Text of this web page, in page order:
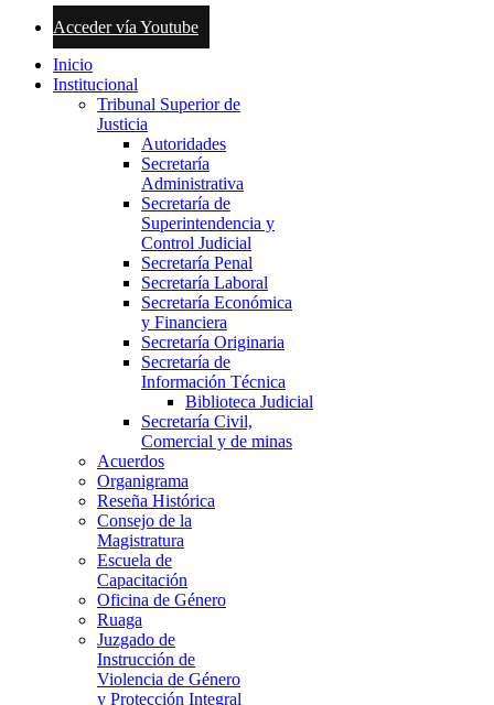
Acceder vía Youtube
Inicio
Institucional
Tribunal Superior de
Justicia
Autoridades
Secretaría
Administrativa
Secretaría de
Superintendencia y
Control Judicial
Secretaría Penal
Secretaría Laboral
Secretaría Económica
y Financiera
Secretaría Originaria
Secretaría de
Información Técnica
Biblioteca Judicial
Secretaría Civil,
Comercial y de minas
Acuerdos
Organigrama
Reseña Histórica
Consejo de la
Magistratura
Escuela de
Capacitación
Oficina de Género
Ruaga
Juzgado de
Instrucción de
Violencia de Género
y Protección Integral